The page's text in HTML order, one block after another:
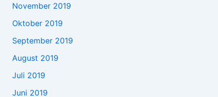
November 2019
Oktober 2019
September 2019
August 2019
Juli 2019
Juni 2019